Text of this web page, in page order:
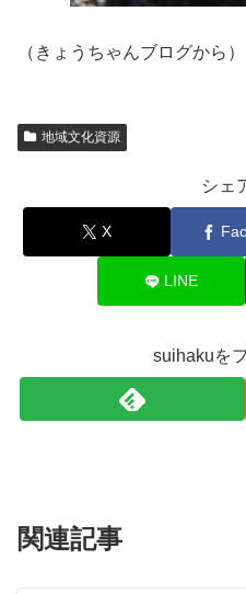
（きょうちゃんブログから）
地域文化資源
シェ
X
LINE
suihakuを
関連記事